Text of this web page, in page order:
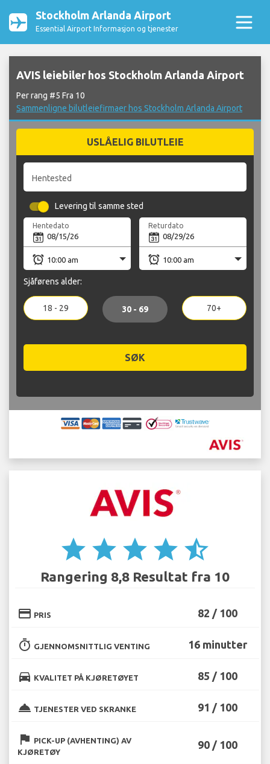
Stockholm Arlanda Airport
Essential Airport Informasjon og tjenester
AVIS leiebiler hos Stockholm Arlanda Airport
Per rang #5 Fra 10
Sammenligne bilutleiefirmaer hos Stockholm Arlanda Airport
USLÅELIG BILUTLEIE
Hentested
Levering til samme sted
Hentedato Returdato
Sjåførens alder:
18 - 29 30 - 69 70+
SØK
star star star star star_half
Rangering 8,8 Resultat fra 10
credit_card PRIS 82 / 100
timer GJENNOMSNITTLIG VENTING 16 minutter
directions_car KVALITET PÅ KJØRETØYET 85 / 100
room_service TJENESTER VED SKRANKE 91 / 100
flag PICK-UP (AVHENTING) AV
KJØRETØY
90 / 100